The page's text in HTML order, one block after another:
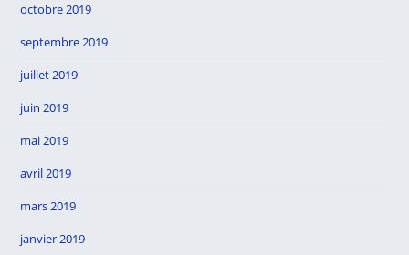
octobre 2019
septembre 2019
juillet 2019
juin 2019
mai 2019
avril 2019
mars 2019
janvier 2019